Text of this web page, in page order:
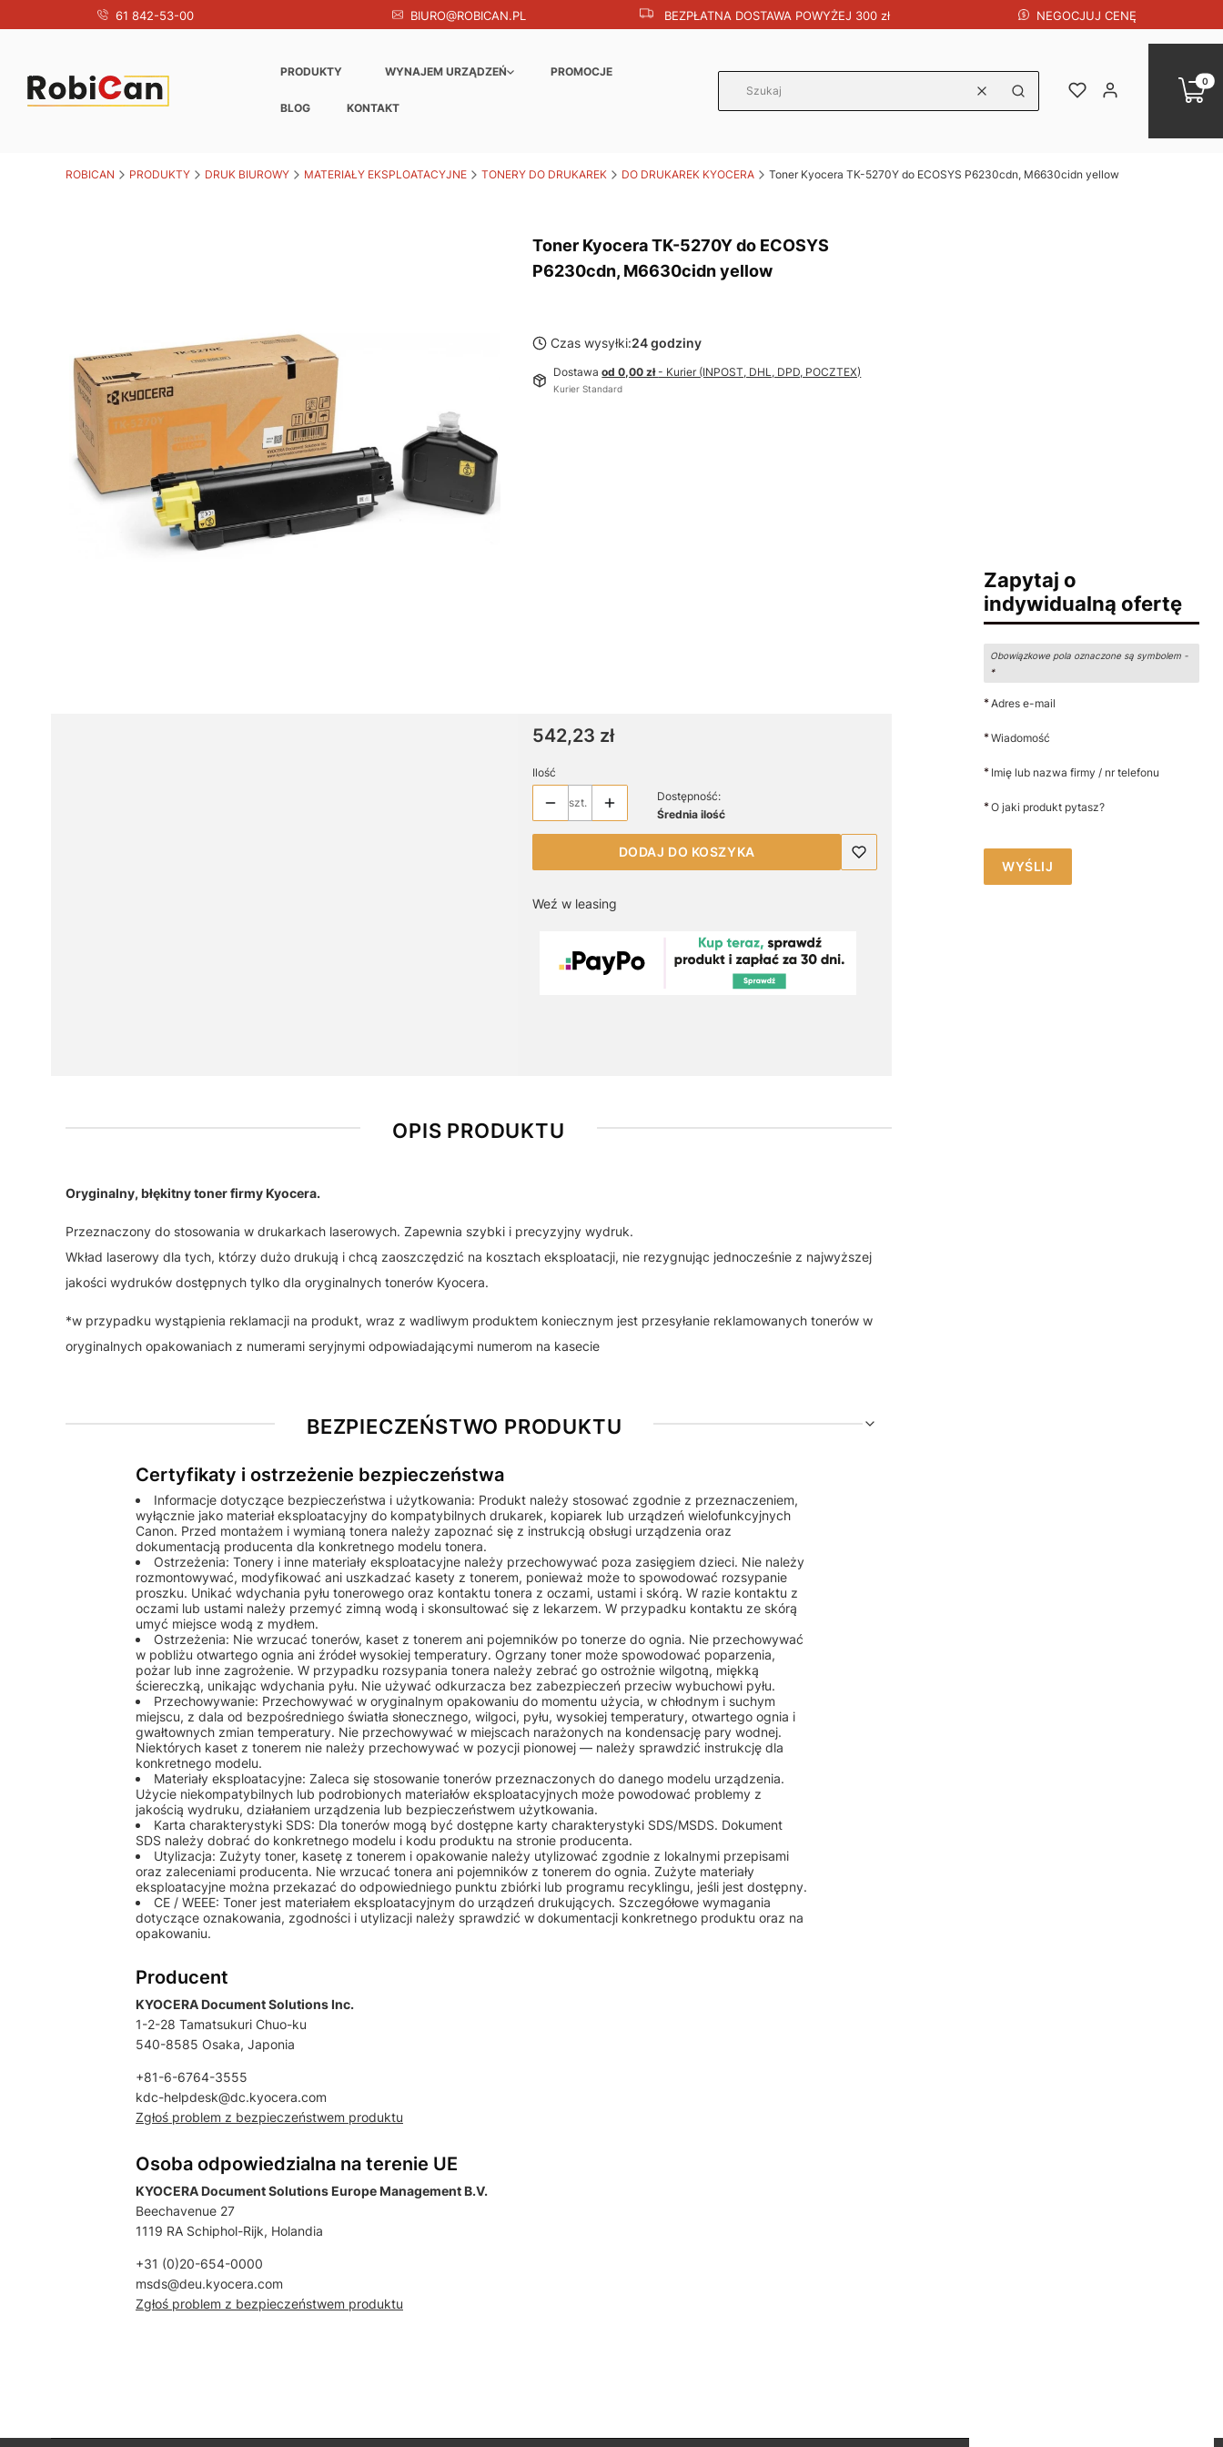
61 842-53-00 BIURO@ROBICAN.PL BEZPŁATNA DOSTAWA POWYŻEJ 300 zł NEGOCJUJ CENĘ
PRODUKTY WYNAJEM URZĄDZEŃ PROMOCJE
BLOG KONTAKT
WyczyśćSzukaj
UlubioneZaloguj się
ROBICAN PRODUKTY DRUK BIUROWY MATERIAŁY EKSPLOATACYJNE TONERY DO DRUKAREK DO DRUKAREK KYOCERA Toner Kyocera TK-5270Y do ECOSYS P6230cdn, M6630cidn yellow
Toner Kyocera TK-5270Y do ECOSYS
P6230cdn, M6630cidn yellow
Czas wysyłki:24 godziny
Dostawaod 0,00 zł- Kurier (INPOST, DHL, DPD, POCZTEX)
Kurier Standard
Cena
542,23 zł
Ilość
szt.
Dostępność:
Średnia ilość
DODAJ DO KOSZYKA
Weź w leasing
OPIS PRODUKTU
Oryginalny, błękitny toner firmy Kyocera.
Przeznaczony do stosowania w drukarkach laserowych. Zapewnia szybki i precyzyjny wydruk.
Wkład laserowy dla tych, którzy dużo drukują i chcą zaoszczędzić na kosztach eksploatacji, nie rezygnując jednocześnie z najwyższej
jakości wydruków dostępnych tylko dla oryginalnych tonerów Kyocera.
*w przypadku wystąpienia reklamacji na produkt, wraz z wadliwym produktem koniecznym jest przesyłanie reklamowanych tonerów w
oryginalnych opakowaniach z numerami seryjnymi odpowiadającymi numerom na kasecie
Zapytaj o
indywidualną ofertę
Obowiązkowe pola oznaczone są symbolem -
*
*Adres e-mail
*Wiadomość
* Imię lub nazwa firmy / nr telefonu
*O jaki produkt pytasz?
WYŚLIJ
BEZPIECZEŃSTWO PRODUKTU
Certyfikaty i ostrzeżenie bezpieczeństwa
Informacje dotyczące bezpieczeństwa i użytkowania: Produkt należy stosować zgodnie z przeznaczeniem,
wyłącznie jako materiał eksploatacyjny do kompatybilnych drukarek, kopiarek lub urządzeń wielofunkcyjnych
Canon. Przed montażem i wymianą tonera należy zapoznać się z instrukcją obsługi urządzenia oraz
dokumentacją producenta dla konkretnego modelu tonera.
Ostrzeżenia: Tonery i inne materiały eksploatacyjne należy przechowywać poza zasięgiem dzieci. Nie należy
rozmontowywać, modyfikować ani uszkadzać kasety z tonerem, ponieważ może to spowodować rozsypanie
proszku. Unikać wdychania pyłu tonerowego oraz kontaktu tonera z oczami, ustami i skórą. W razie kontaktu z
oczami lub ustami należy przemyć zimną wodą i skonsultować się z lekarzem. W przypadku kontaktu ze skórą
umyć miejsce wodą z mydłem.
Ostrzeżenia: Nie wrzucać tonerów, kaset z tonerem ani pojemników po tonerze do ognia. Nie przechowywać
w pobliżu otwartego ognia ani źródeł wysokiej temperatury. Ogrzany toner może spowodować poparzenia,
pożar lub inne zagrożenie. W przypadku rozsypania tonera należy zebrać go ostrożnie wilgotną, miękką
ściereczką, unikając wdychania pyłu. Nie używać odkurzacza bez zabezpieczeń przeciw wybuchowi pyłu.
Przechowywanie: Przechowywać w oryginalnym opakowaniu do momentu użycia, w chłodnym i suchym
miejscu, z dala od bezpośredniego światła słonecznego, wilgoci, pyłu, wysokiej temperatury, otwartego ognia i
gwałtownych zmian temperatury. Nie przechowywać w miejscach narażonych na kondensację pary wodnej.
Niektórych kaset z tonerem nie należy przechowywać w pozycji pionowej — należy sprawdzić instrukcję dla
konkretnego modelu.
Materiały eksploatacyjne: Zaleca się stosowanie tonerów przeznaczonych do danego modelu urządzenia.
Użycie niekompatybilnych lub podrobionych materiałów eksploatacyjnych może powodować problemy z
jakością wydruku, działaniem urządzenia lub bezpieczeństwem użytkowania.
Karta charakterystyki SDS: Dla tonerów mogą być dostępne karty charakterystyki SDS/MSDS. Dokument
SDS należy dobrać do konkretnego modelu i kodu produktu na stronie producenta.
Utylizacja: Zużyty toner, kasetę z tonerem i opakowanie należy utylizować zgodnie z lokalnymi przepisami
oraz zaleceniami producenta. Nie wrzucać tonera ani pojemników z tonerem do ognia. Zużyte materiały
eksploatacyjne można przekazać do odpowiedniego punktu zbiórki lub programu recyklingu, jeśli jest dostępny.
CE / WEEE: Toner jest materiałem eksploatacyjnym do urządzeń drukujących. Szczegółowe wymagania
dotyczące oznakowania, zgodności i utylizacji należy sprawdzić w dokumentacji konkretnego produktu oraz na
opakowaniu.
Producent
KYOCERA Document Solutions Inc.
1-2-28 Tamatsukuri Chuo-ku
540-8585 Osaka, Japonia
+81-6-6764-3555
kdc-helpdesk@dc.kyocera.com
Zgłoś problem z bezpieczeństwem produktu
Osoba odpowiedzialna na terenie UE
KYOCERA Document Solutions Europe Management B.V.
Beechavenue 27
1119 RA Schiphol-Rijk, Holandia
+31 (0)20-654-0000
msds@deu.kyocera.com
Zgłoś problem z bezpieczeństwem produktu